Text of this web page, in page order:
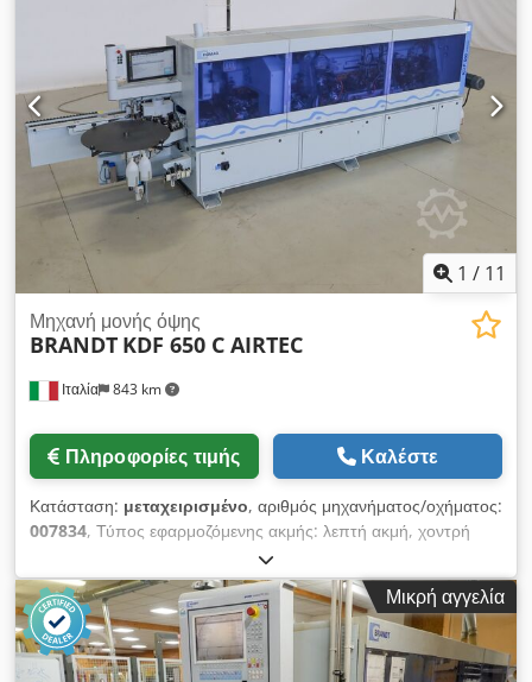
1 / 11
Ιταλία 843 km
Μηχανή μονής όψης
BRANDT KDF 650 C AIRTEC
Πληροφορίες τιμής Καλέστε
Κατάσταση: μεταχειρισμένο, αριθμός μηχανήματος/οχήματος:
007834, Τύπος εφαρμοζόμενης ακμής: λεπτή ακμή, χοντρή
ακμή, μασίφ ξύλο Σύστημα κόλλησης: EVA, θερμός αέρας
Προφρεζάρισμα: ναι Πολυλειτουργική μονάδα: ναι Μέγ.
ταχύτητα προώθησης: 18 μ/λεπτό Csdpov Sf I Eofx Aflsha
Μέγιστο πάχος πάνελ: 60 χλστ. Εργαλεία εργασίας: 8 τεμ.
Μικρή αγγελία